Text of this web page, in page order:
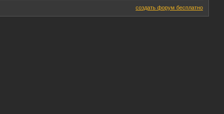
создать форум бесплатно